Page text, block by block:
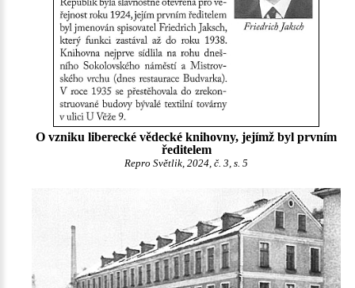
O vzniku liberecké vědecké knihovny, jejímž byl prvním
ředitelem
Repro Světlik, 2024, č. 3, s. 5